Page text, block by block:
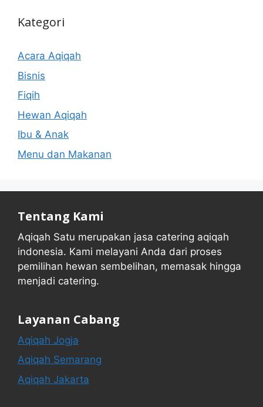
Kategori
Acara Aqiqah
Bisnis
Fiqih
Hewan Aqiqah
Ibu & Anak
Menu dan Makanan
Tentang Kami
Aqiqah Satu merupakan jasa catering aqiqah
indonesia. Kami melayani Anda dari proses
pemilihan hewan sembelihan, memasak hingga
menjadi catering.
Layanan Cabang
Aqiqah Jogja
Aqiqah Semarang
Aqiqah Jakarta